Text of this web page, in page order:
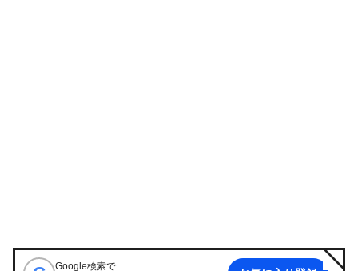
Google検索で